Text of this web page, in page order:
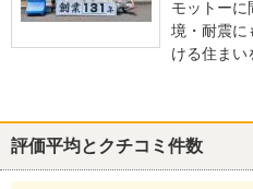
モットーに
境・耐震に
ける住まい
評価平均とクチコミ件数